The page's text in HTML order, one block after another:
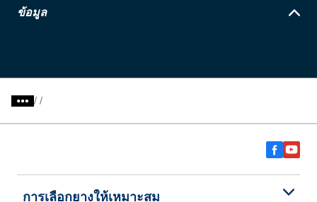
ข้อมูล
/
การเลือกยางให้เหมาะสม